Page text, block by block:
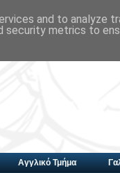
Αγγλικό Τμήμα
and to analyze
security metrics to